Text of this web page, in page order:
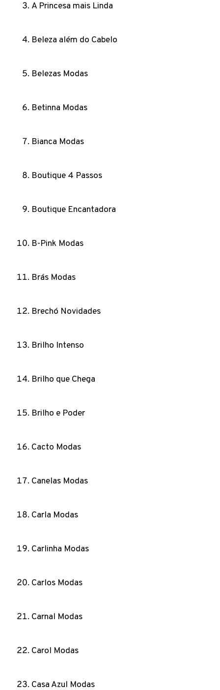
A Princesa mais Linda
Beleza além do Cabelo
Belezas Modas
Betinna Modas
Bianca Modas
Boutique 4 Passos
Boutique Encantadora
B-Pink Modas
Brás Modas
Brechó Novidades
Brilho Intenso
Brilho que Chega
Brilho e Poder
Cacto Modas
Canelas Modas
Carla Modas
Carlinha Modas
Carlos Modas
Carnal Modas
Carol Modas
Casa Azul Modas